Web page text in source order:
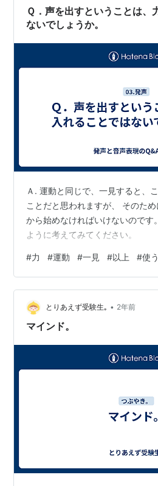
Ｑ．声を出すということは、
ないでしょうか。
Ａ. 運動と同じで、一見すると、
ことだと思われますが、 そのた
から始めなければいけないのです
ように考えてみてください。
#力 #運動 #一見 #以上 #使う
とりあえず受験生｡ • 2年前
マインド。